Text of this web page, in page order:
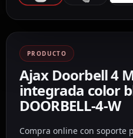
PRODUCTO
Ajax Doorbell 4
integrada color
DOORBELL-4-W
Compra online con soporte